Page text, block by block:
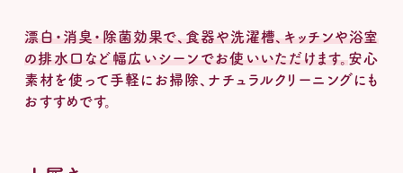
漂白・消臭・除菌効果で、食器や洗濯槽、キッチンや浴室
の排水口など幅広いシーンでお使いいただけます。安心
素材を使って手軽にお掃除、ナチュラルクリーニングにも
おすすめです。